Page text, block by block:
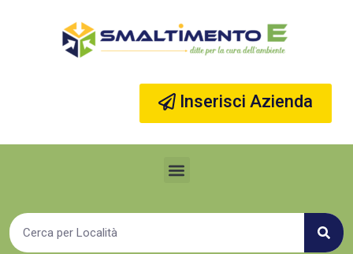
Inserisci Azienda